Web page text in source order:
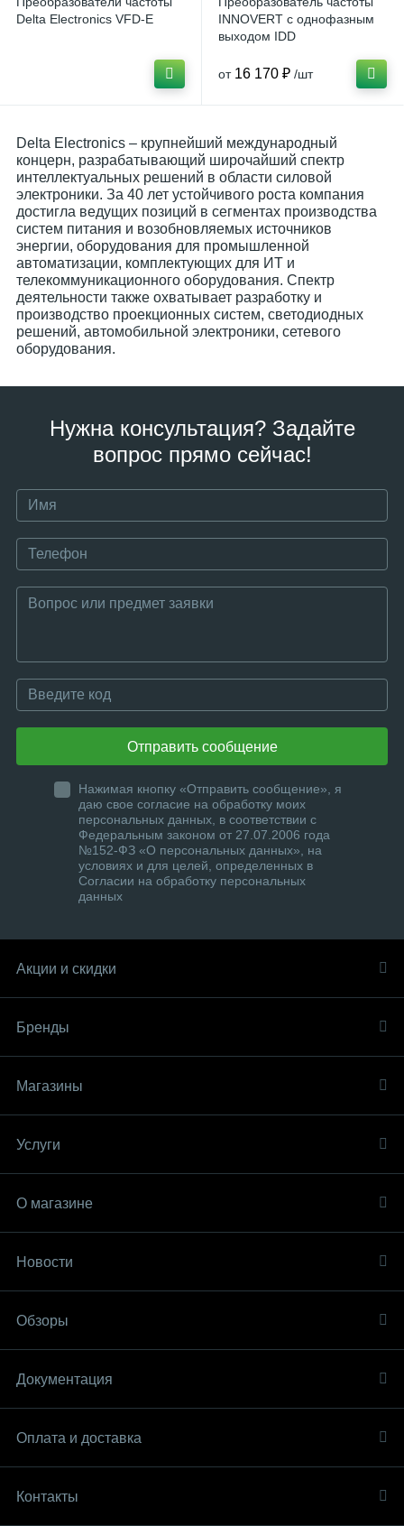
Delta Electronics VFD-E
INNOVERT с однофазным
выходом IDD
от 16 170 ₽ /шт
Delta Electronics – крупнейший международный
концерн, разрабатывающий широчайший спектр
интеллектуальных решений в области силовой
электроники. За 40 лет устойчивого роста компания
достигла ведущих позиций в сегментах производства
систем питания и возобновляемых источников
энергии, оборудования для промышленной
автоматизации, комплектующих для ИТ и
телекоммуникационного оборудования. Спектр
деятельности также охватывает разработку и
производство проекционных систем, светодиодных
решений, автомобильной электроники, сетевого
оборудования.
Нужна консультация? Задайте
вопрос прямо сейчас!
Отправить сообщение
Нажимая кнопку «Отправить сообщение», я
даю свое согласие на обработку моих
персональных данных, в соответствии с
Федеральным законом от 27.07.2006 года
№152-ФЗ «О персональных данных», на
условиях и для целей, определенных в
Согласии на обработку персональных
данных
Акции и скидки
Бренды
Магазины
Услуги
О магазине
Новости
Обзоры
Документация
Оплата и доставка
Контакты